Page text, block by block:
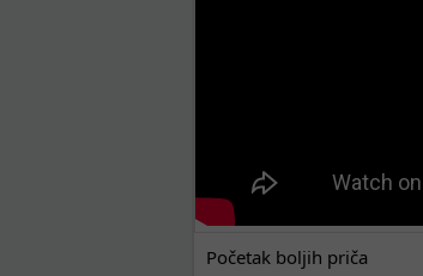
Početak boljih priča